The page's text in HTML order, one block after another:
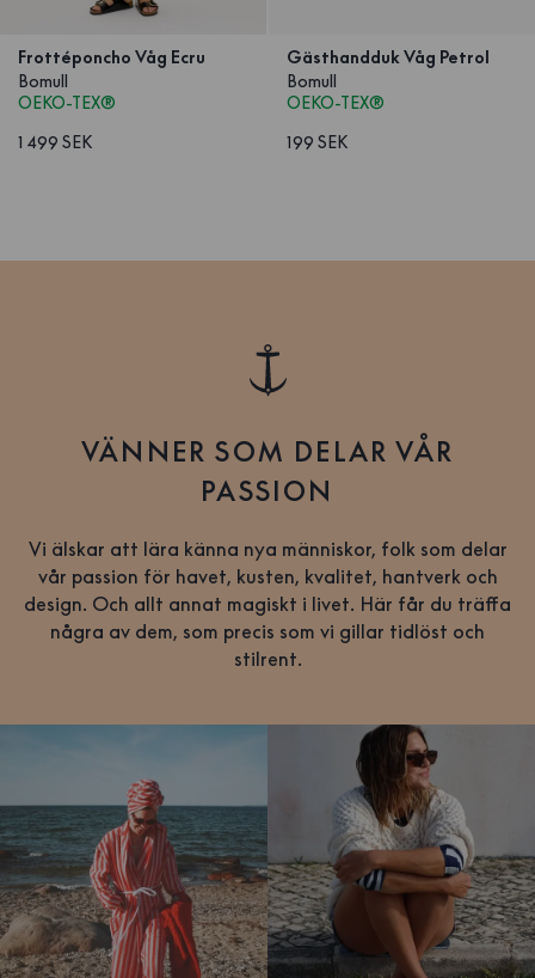
Frottéponcho Våg Ecru
Bomull
OEKO-TEX®
1 499 SEK
Gästhandduk Våg Petrol
Bomull
OEKO-TEX®
199 SEK
VÄNNER SOM DELAR VÅR
PASSION
Vi älskar att lära känna nya människor, folk som delar
vår passion för havet, kusten, kvalitet, hantverk och
design. Och allt annat magiskt i livet. Här får du träffa
några av dem, som precis som vi gillar tidlöst och
stilrent.